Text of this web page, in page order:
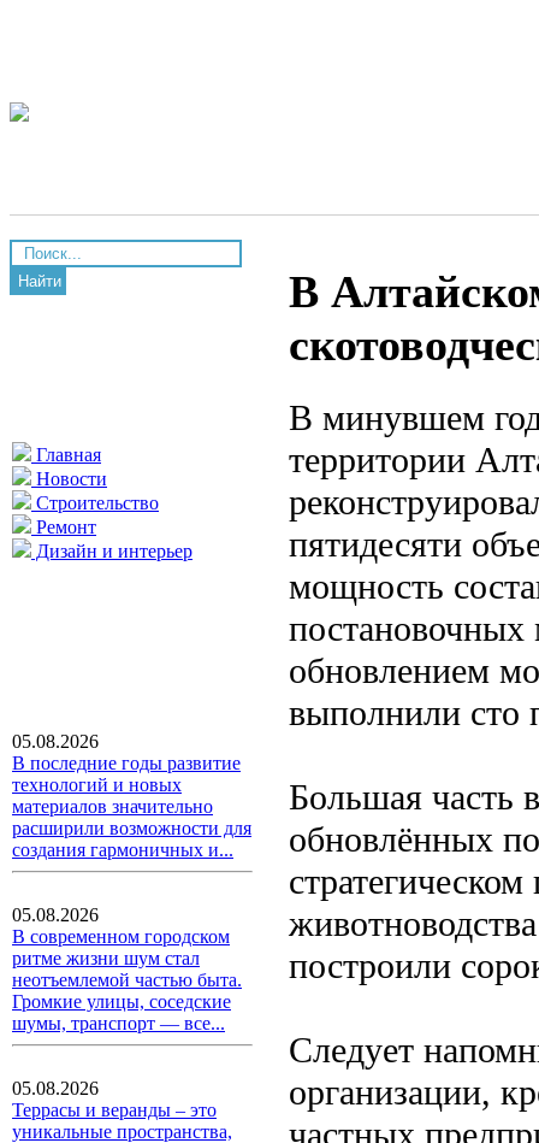
Найти
Главная
Новости
Строительство
Ремонт
Дизайн и интерьер
05.08.2026
В последние годы развитие
технологий и новых
материалов значительно
расширили возможности для
создания гармоничных и...
05.08.2026
В современном городском
ритме жизни шум стал
неотъемлемой частью быта.
Громкие улицы, соседские
шумы, транспорт — все...
05.08.2026
Террасы и веранды – это
уникальные пространства,
В
В минувшем
территории
пятидесяти
мощность
постановочных
обновлением
выполнили сто
Большая часть
обновлённых
построили
Следует
организации,
частных